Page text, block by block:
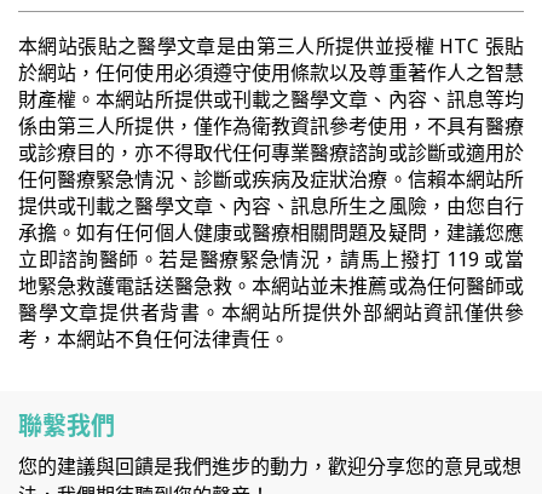
本網站張貼之醫學文章是由第三人所提供並授權 HTC 張貼
於網站，任何使用必須遵守使用條款以及尊重著作人之智慧
財產權。本網站所提供或刊載之醫學文章、內容、訊息等均
係由第三人所提供，僅作為衛教資訊參考使用，不具有醫療
或診療目的，亦不得取代任何專業醫療諮詢或診斷或適用於
任何醫療緊急情況、診斷或疾病及症狀治療。信賴本網站所
提供或刊載之醫學文章、內容、訊息所生之風險，由您自行
承擔。如有任何個人健康或醫療相關問題及疑問，建議您應
立即諮詢醫師。若是醫療緊急情況，請馬上撥打 119 或當
地緊急救護電話送醫急救。本網站並未推薦或為任何醫師或
醫學文章提供者背書。本網站所提供外部網站資訊僅供參
考，本網站不負任何法律責任。
聯繫我們
您的建議與回饋是我們進步的動力，歡迎分享您的意見或想